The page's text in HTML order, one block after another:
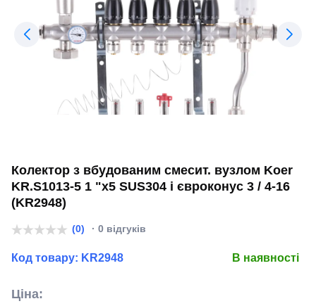
Колектор з вбудованим смесит. вузлом Koer
KR.S1013-5 1 "х5 SUS304 і євроконус 3 / 4-16
(KR2948)
(0) · 0 відгуків
Код товару: KR2948 В наявності
Ціна: